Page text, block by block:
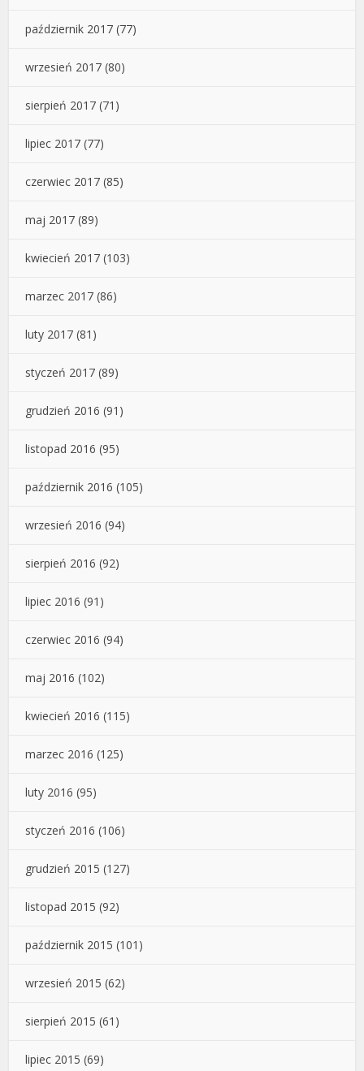
październik 2017 (77)
wrzesień 2017 (80)
sierpień 2017 (71)
lipiec 2017 (77)
czerwiec 2017 (85)
maj 2017 (89)
kwiecień 2017 (103)
marzec 2017 (86)
luty 2017 (81)
styczeń 2017 (89)
grudzień 2016 (91)
listopad 2016 (95)
październik 2016 (105)
wrzesień 2016 (94)
sierpień 2016 (92)
lipiec 2016 (91)
czerwiec 2016 (94)
maj 2016 (102)
kwiecień 2016 (115)
marzec 2016 (125)
luty 2016 (95)
styczeń 2016 (106)
grudzień 2015 (127)
listopad 2015 (92)
październik 2015 (101)
wrzesień 2015 (62)
sierpień 2015 (61)
lipiec 2015 (69)